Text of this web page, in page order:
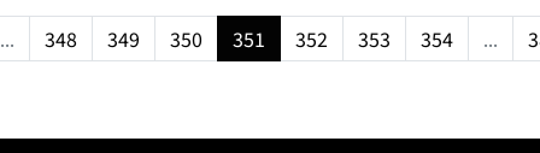
... 348 349 350 351 352 353 354 ...